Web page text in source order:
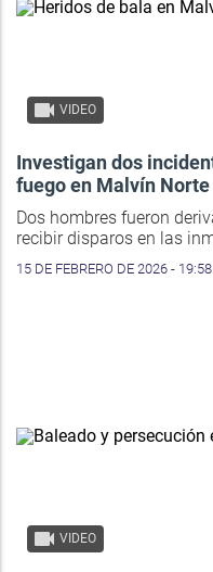
VIDEO
Investigan dos
fuego en Malvín Norte
Dos hombres fueron
recibir disparos en las
15 DE FEBRERO DE 2026 - 19:58
VIDEO